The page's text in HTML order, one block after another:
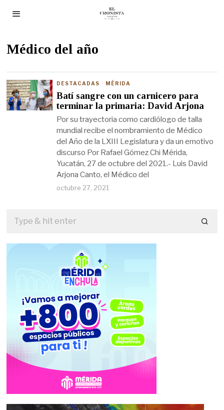
Médico del año
DESTACADAS · MÉRIDA
Batí sangre con un carnicero para
terminar la primaria: David Arjona
Por su trayectoria como cardiólogo de talla
mundial recibe el nombramiento de Médico
del Año de la LXIII Legislatura y da un emotivo
discurso Por Rafael Gómez Chi Mérida,
Yucatán, 27 de octubre del 2021.- Luis David
Arjona Canto, el Médico del
octubre 27, 2021